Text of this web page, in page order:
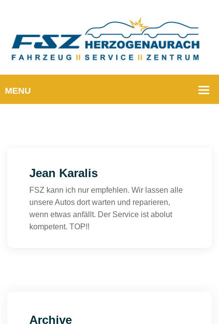
Jean Karalis
FSZ kann ich nur empfehlen. Wir lassen alle
unsere Autos dort warten und reparieren,
wenn etwas anfällt. Der Service ist abolut
kompetent. TOP!!
Archive